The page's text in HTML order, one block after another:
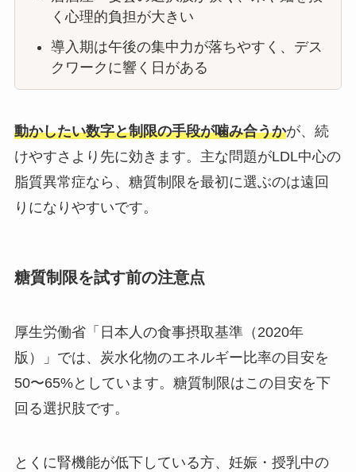
く心理的負担が大きい
導入期は午後の集中力が落ちやすく、デス
クワークに響く日がある
動かしたい数字と制限の手段が噛み合うかが、続
けやすさより先に効きます。主な問題がLDL中心の
脂質異常症なら、糖質制限を最初に選ぶのは遠回
りになりやすいです。
糖質制限を試す前の注意点
厚生労働省「日本人の食事摂取基準（2020年
版）」では、炭水化物のエネルギー比率の目安を
50〜65%としています。糖質制限はこの目安を下
回る選択肢です。
とくに腎機能が低下している方、妊娠・授乳中の